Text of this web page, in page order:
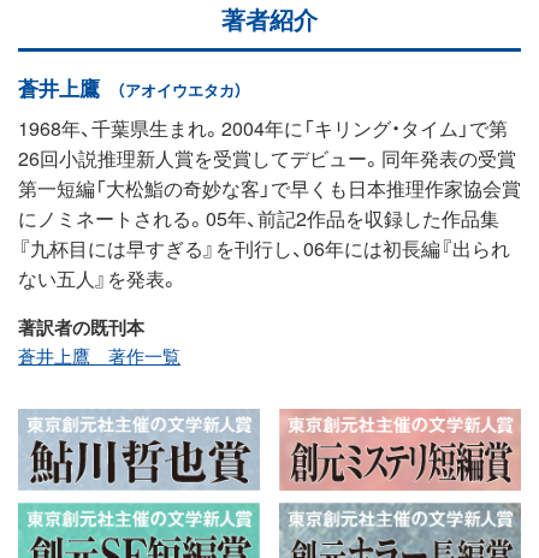
著者紹介
蒼井上鷹 （アオイウエタカ）
1968年、千葉県生まれ。2004年に「キリング・タイム」で第
26回小説推理新人賞を受賞してデビュー。同年発表の受賞
第一短編「大松鮨の奇妙な客」で早くも日本推理作家協会賞
にノミネートされる。05年、前記2作品を収録した作品集
『九杯目には早すぎる』を刊行し、06年には初長編『出られ
ない五人』を発表。
著訳者の既刊本
蒼井上鷹 著作一覧